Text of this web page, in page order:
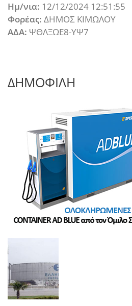
Ημ/νια: 12/12/2024 12:51:55
Φορέας: ΔΗΜΟΣ ΚΙΜΩΛΟΥ
ΑΔΑ: ΨΘΛΞΩΕ8-ΥΨ7
ΔΗΜΟΦΙΛΗ